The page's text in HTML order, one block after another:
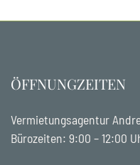
ÖFFNUNGZEITEN
Vermietungsagentur
Bürozeiten: 9:00 – 12:00